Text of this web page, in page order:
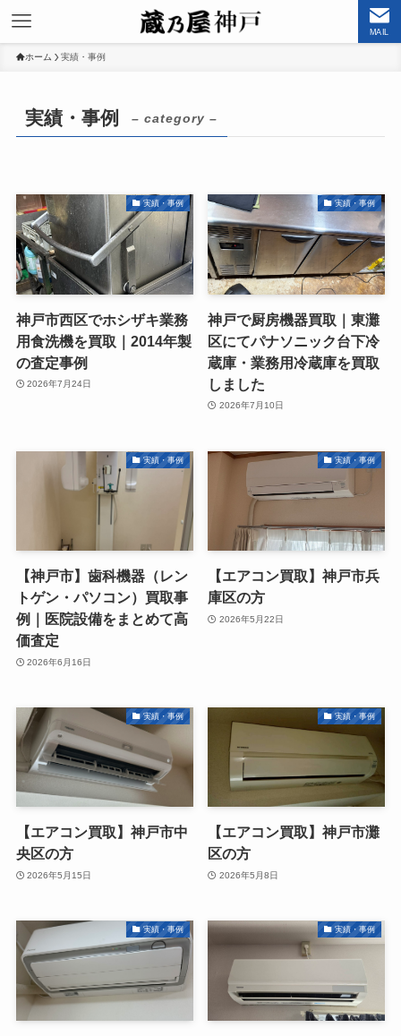
MAIL
ホーム 実績・事例
実績・事例 – category –
実績・事例
神戸市西区でホシザキ業務
用食洗機を買取｜2014年製
の査定事例
2026年7月24日
実績・事例
神戸で厨房機器買取｜東灘
区にてパナソニック台下冷
蔵庫・業務用冷蔵庫を買取
しました
2026年7月10日
実績・事例
【神戸市】歯科機器（レン
トゲン・パソコン）買取事
例｜医院設備をまとめて高
価査定
2026年6月16日
実績・事例
【エアコン買取】神戸市兵
庫区の方
2026年5月22日
実績・事例
【エアコン買取】神戸市中
央区の方
2026年5月15日
実績・事例
【エアコン買取】神戸市灘
区の方
2026年5月8日
実績・事例 実績・事例